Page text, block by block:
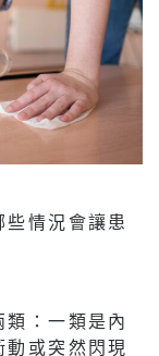
情況會讓患
：一類是內
或突然閃現